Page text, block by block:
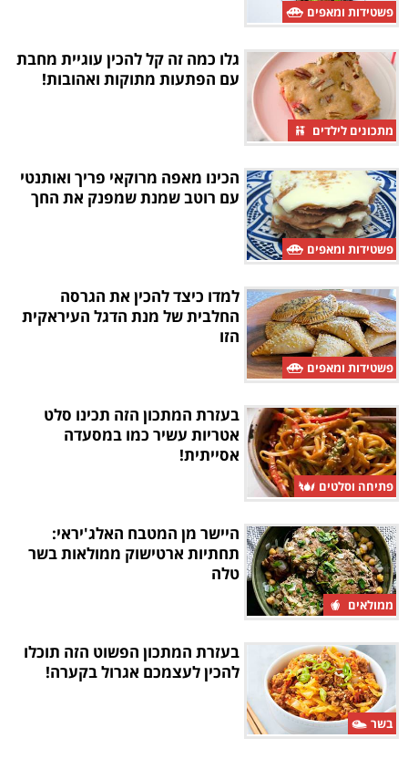
פשטידות ומאפים
מתכונים לילדים
גלו כמה זה קל להכין עוגיית מחבת
עם הפתעות מתוקות ואהובות!
פשטידות ומאפים
הכינו מאפה מרוקאי פריך ואותנטי
עם רוטב שמנת שמפנק את החך
פשטידות ומאפים
למדו כיצד להכין את הגרסה
החלבית של מנת הדגל העיראקית
הזו
פתיחה וסלטים
בעזרת המתכון הזה תכינו סלט
אטריות עשיר כמו במסעדה
אסייתית!
ממולאים
היישר מן המטבח האלג'יראי:
תחתיות ארטישוק ממולאות בשר
טלה
בשר
בעזרת המתכון הפשוט הזה תוכלו
להכין לעצמכם אגרול בקערה!